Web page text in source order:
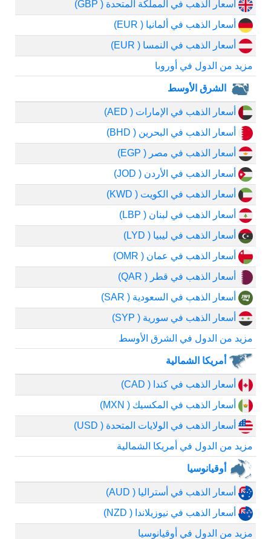
أسعار الذهب في المملكة المتحدة ( GBP)
أسعار الذهب في ألمانيا ( EUR)
أسعار الذهب في النمسا ( EUR)
مزيد من الدول في أوروبا
الشرق الأوسط
أسعار الذهب في الإمارات ( AED)
أسعار الذهب في البحرين ( BHD)
أسعار الذهب في مصر ( EGP)
أسعار الذهب في الأردن ( JOD)
أسعار الذهب في الكويت ( KWD)
أسعار الذهب في لبنان ( LBP)
أسعار الذهب في ليبيا ( LYD)
أسعار الذهب في عمان ( OMR)
أسعار الذهب في قطر ( QAR)
أسعار الذهب في السعودية ( SAR)
أسعار الذهب في سورية ( SYP)
مزيد من الدول في الشرق الأوسط
أمريكا الشمالية
أسعار الذهب في كندا ( CAD)
أسعار الذهب في المكسيك ( MXN)
أسعار الذهب في الولايات المتحدة ( USD)
مزيد من الدول في أمريكا الشمالية
أوقيانوسيا
أسعار الذهب في أستراليا ( AUD)
أسعار الذهب في نيوزيلاندا ( NZD)
مزيد من الدول في أوقيانوسيا